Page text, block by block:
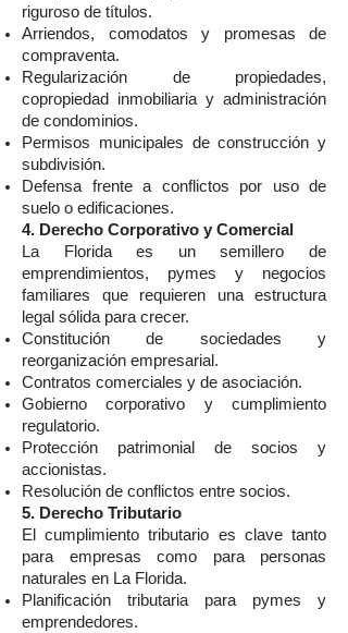
riguroso de títulos.
Arriendos, comodatos y promesas de
compraventa.
Regularización de propiedades,
copropiedad inmobiliaria y administración
de condominios.
Permisos municipales de construcción y
subdivisión.
Defensa frente a conflictos por uso de
suelo o edificaciones.
4. Derecho Corporativo y Comercial
La Florida es un semillero de
emprendimientos, pymes y negocios
familiares que requieren una estructura
legal sólida para crecer.
Constitución de sociedades y
reorganización empresarial.
Contratos comerciales y de asociación.
Gobierno corporativo y cumplimiento
regulatorio.
Protección patrimonial de socios y
accionistas.
Resolución de conflictos entre socios.
5. Derecho Tributario
El cumplimiento tributario es clave tanto
para empresas como para personas
naturales en La Florida.
Planificación tributaria para pymes y
emprendedores.